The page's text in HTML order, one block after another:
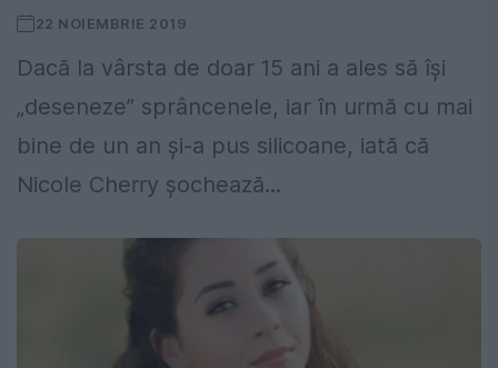
22 NOIEMBRIE 2019
Dacă la vârsta de doar 15 ani a ales să își
„deseneze” sprâncenele, iar în urmă cu mai
bine de un an și-a pus silicoane, iată că
Nicole Cherry șochează...